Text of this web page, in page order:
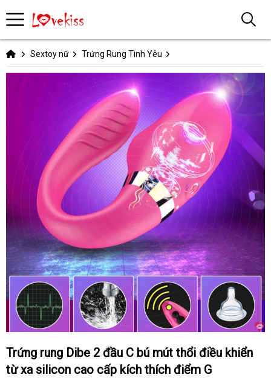
Sextoy nữ Trứng Rung Tình Yêu
Trứng rung Dibe 2 đầu C bú mút thổi điều khiển
từ xa silicon cao cấp kích thích điểm G